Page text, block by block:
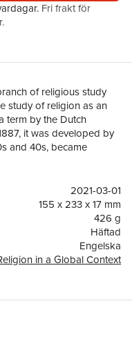
. Fri frakt för
of religious study
study of religion as an
term by the Dutch
it was developed by
and 40s, became
met severe
the phenomenology
in different national
scholars, who are
of religion
and analysis. It
so abruptly in each
2021-03-01
155 x 233 x 17 mm
426 g
Häftad
Engelska
in a Global Context
9781781799154